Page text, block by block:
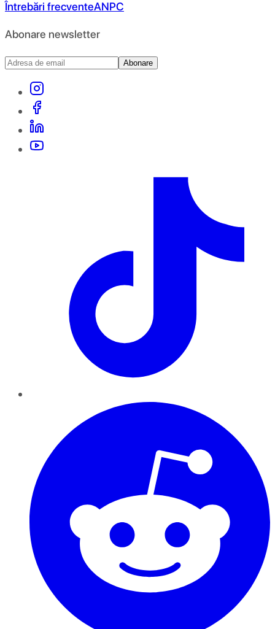
Întrebări frecventeANPC
Abonare newsletter
Abonare